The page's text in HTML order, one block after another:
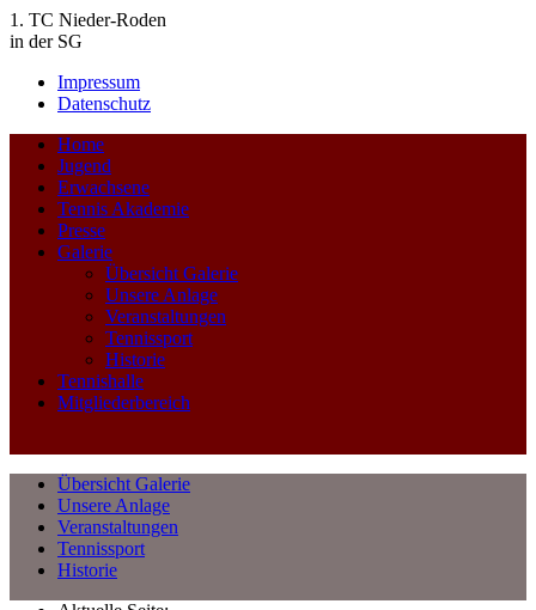
1. TC Nieder-Roden
in der SG
Impressum
Datenschutz
Home
Jugend
Erwachsene
Tennis Akademie
Presse
Galerie
Übersicht Galerie
Unsere Anlage
Veranstaltungen
Tennissport
Historie
Tennishalle
Mitgliederbereich
Übersicht Galerie
Unsere Anlage
Veranstaltungen
Tennissport
Historie